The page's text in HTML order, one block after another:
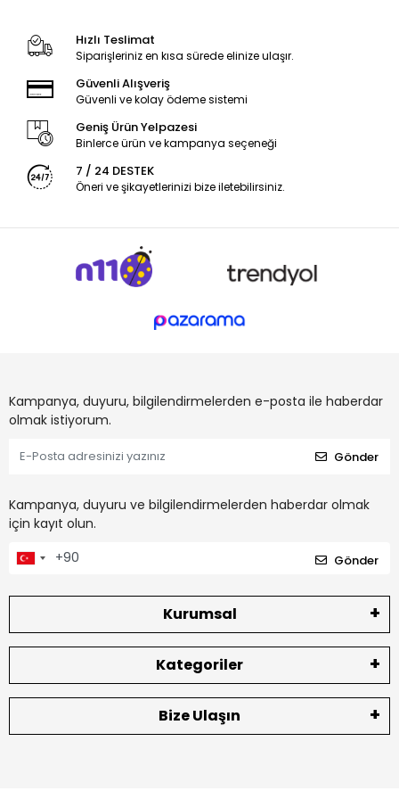
Hızlı Teslimat
Siparişleriniz en kısa sürede elinize ulaşır.
Güvenli Alışveriş
Güvenli ve kolay ödeme sistemi
Geniş Ürün Yelpazesi
Binlerce ürün ve kampanya seçeneği
7 / 24 DESTEK
Öneri ve şikayetlerinizi bize iletebilirsiniz.
Kampanya, duyuru, bilgilendirmelerden e-posta ile haberdar
olmak istiyorum.
Gönder
Kampanya, duyuru ve bilgilendirmelerden haberdar olmak
için kayıt olun.
Gönder
Kurumsal
Kategoriler
Bize Ulaşın